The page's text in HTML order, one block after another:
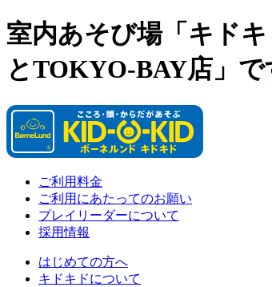
室内あそび場「キド
とTOKYO-BAY店」で
ご利用料金
ご利用にあたってのお願い
プレイリーダーについて
採用情報
はじめての方へ
キドキドについて